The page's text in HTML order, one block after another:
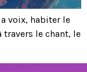
voix, habiter le
le chant, le